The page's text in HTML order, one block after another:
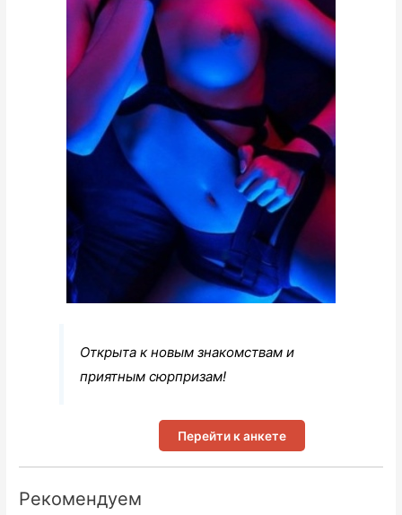
Открыта к новым знакомствам и
приятным сюрпризам!
Перейти к анкете
Рекомендуем